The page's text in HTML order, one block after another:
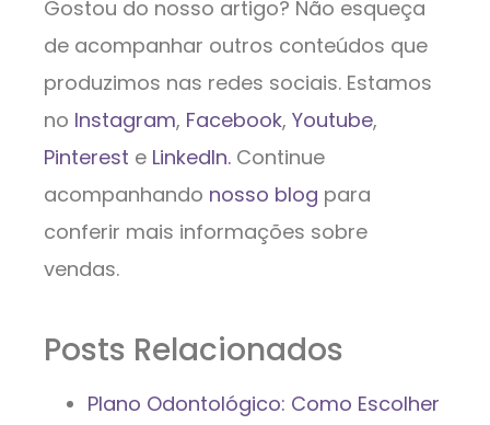
Gostou do nosso artigo? Não esqueça
de acompanhar outros conteúdos que
produzimos nas redes sociais. Estamos
no Instagram, Facebook, Youtube,
Pinterest e LinkedIn. Continue
acompanhando nosso blog para
conferir mais informações sobre
vendas.
Posts Relacionados
Plano Odontológico: Como Escolher